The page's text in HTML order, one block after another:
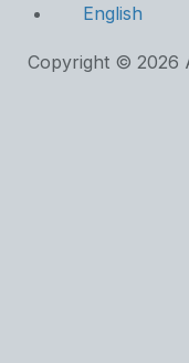
English
Copyright © 2026